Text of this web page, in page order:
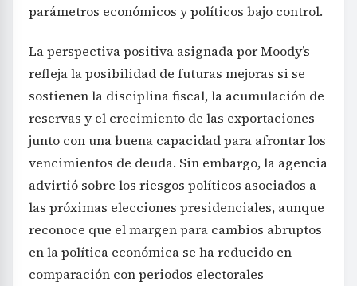
parámetros económicos y políticos bajo control.
La perspectiva positiva asignada por Moody’s
refleja la posibilidad de futuras mejoras si se
sostienen la disciplina fiscal, la acumulación de
reservas y el crecimiento de las exportaciones
junto con una buena capacidad para afrontar los
vencimientos de deuda. Sin embargo, la agencia
advirtió sobre los riesgos políticos asociados a
las próximas elecciones presidenciales, aunque
reconoce que el margen para cambios abruptos
en la política económica se ha reducido en
comparación con periodos electorales